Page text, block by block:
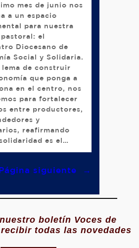
mes de junio nos
a un espacio
para nuestra
el
Diocesano de
Social y Solidaria.
lema de construir
que ponga a
en el centro, nos
para fortalecer
entre productores,
y
reafirmando
es el…
siguiente →
boletín Voces de
todas las novedades